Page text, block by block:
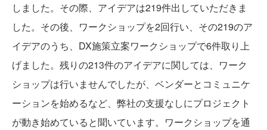
しました。その際、アイデアは219件出していただきま
した。その後、ワークショップを2回行い、その219のア
イデアのうち、DX施策立案ワークショップで6件取り上
げました。残りの213件のアイデアに関しては、ワーク
ショップは行いませんでしたが、ベンダーとコミュニケ
ーションを始めるなど、弊社の支援なしにプロジェクト
が動き始めていると聞いています。ワークショップを通